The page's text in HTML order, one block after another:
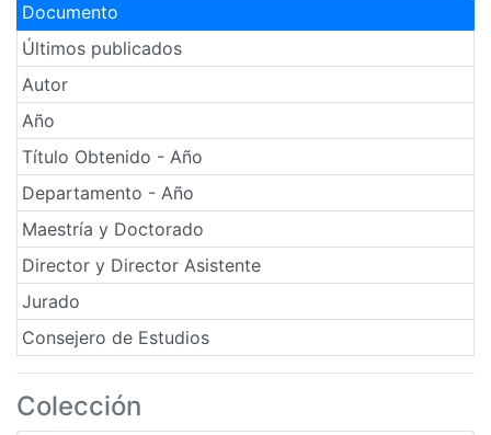
Documento
Últimos publicados
Autor
Año
Título Obtenido - Año
Departamento - Año
Maestría y Doctorado
Director y Director Asistente
Jurado
Consejero de Estudios
Colección